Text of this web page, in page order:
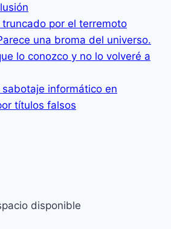
truncado por el terremoto
una broma del universo.
lo conozco y no lo volveré a
sabotaje informático en
títulos falsos
disponible